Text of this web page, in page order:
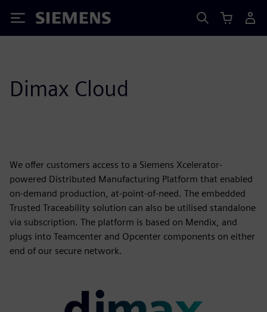
Siemens
Dimax Cloud
We offer customers access to a Siemens Xcelerator-
powered Distributed Manufacturing Platform that enabled
on-demand production, at-point-of-need. The embedded
Trusted Traceability solution can also be utilised standalone
via subscription. The platform is based on Mendix, and
plugs into Teamcenter and Opcenter components on either
end of our secure network.